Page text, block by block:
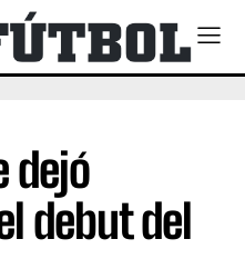
dejó
debut del